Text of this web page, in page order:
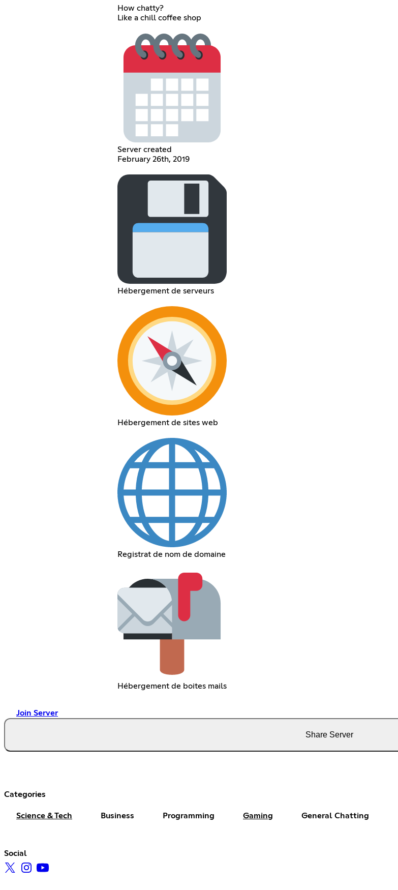
How chatty?
Like a chill coffee shop
Server created
February 26th, 2019
Hébergement de serveurs
Hébergement de sites web
Registrat de nom de domaine
Hébergement de boites mails
Join Server
Share Server
Categories
Science & Tech Business Programming Gaming General Chatting
Social